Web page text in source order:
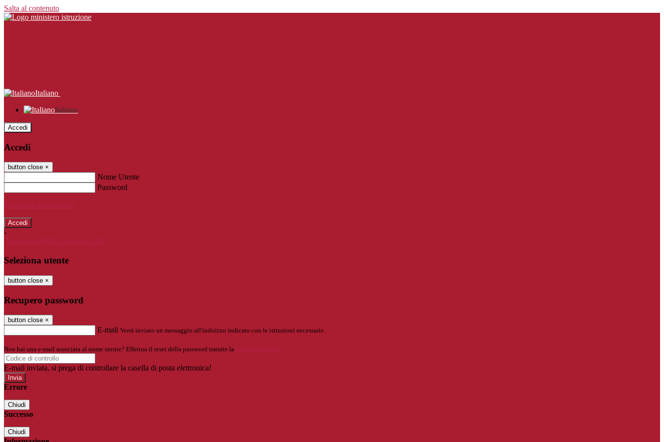
Salta al contenuto
Italiano
Italiano
Accedi
Accedi
button close ×
Nome Utente
Password
Password dimenticata?
-
Entra con SPID
Entra con CIE
Seleziona utente
button close ×
Recupero password
button close ×
E-mail Verrà inviato un messaggio all'indirizzo indicato con le istruzioni necessarie.
Non hai una e-mail associata al nome utente? Effettua il reset della password tramite la Login Spaggiari
E-mail inviata, si prega di controllare la casella di posta elettronica!
Errore
Chiudi
Successo
Chiudi